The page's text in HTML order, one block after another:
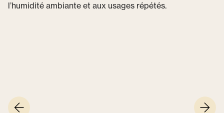
l’humidité ambiante et aux usages répétés.